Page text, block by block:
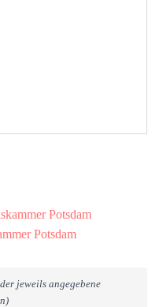
Potsdam
Potsdam
jeweils angegebene